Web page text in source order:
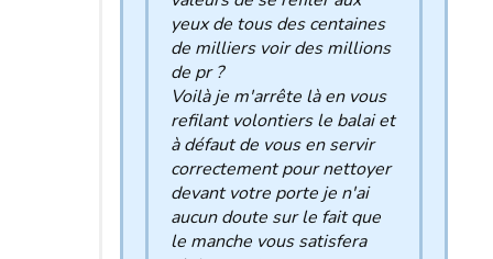
yeux de tous des centaines
de milliers voir des millions
de pr ?
Voilà je m'arrête là en vous
refilant volontiers le balai et
à défaut de vous en servir
correctement pour nettoyer
devant votre porte je n'ai
aucun doute sur le fait que
le manche vous satisfera